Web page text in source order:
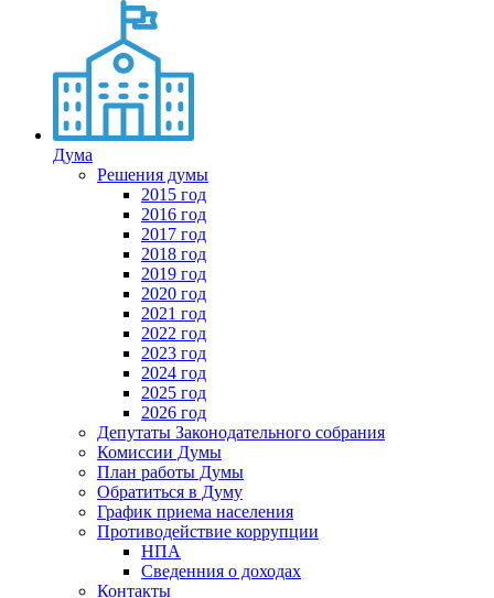
Дума
Решения думы
2015 год
2016 год
2017 год
2018 год
2019 год
2020 год
2021 год
2022 год
2023 год
2024 год
2025 год
2026 год
Депутаты Законодательного собрания
Комиссии Думы
План работы Думы
Обратиться в Думу
График приема населения
Противодействие коррупции
НПА
Сведенния о доходах
Контакты